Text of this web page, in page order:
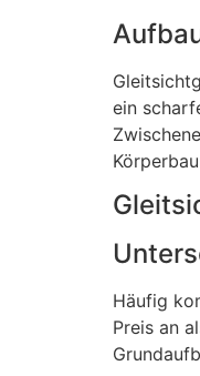
ein
Häufig
Preis an